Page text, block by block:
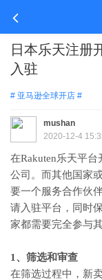
日本乐天注册
入驻
# 亚马逊全球开店 #
mushan
2020-12-4
在Rakuten乐天平
公司。而其他国家
要一个服务合作伙
请入驻平台，同时
家都需要完全参与其
1、筛选和审查
在筛选过程中，新